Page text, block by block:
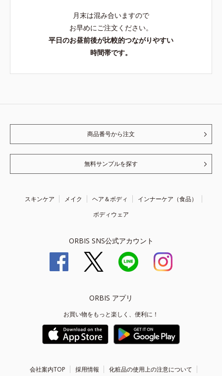
月末は混み合いますので
お早めにご注文ください。
平日のお昼前後が比較的つながりやすい
時間帯です。
商品番号から注文
無料サンプルを探す
スキンケア メイク ヘア＆ボディ
インナーケア（食品）
ボディウェア
ORBIS SNS公式アカウント
ORBIS アプリ
お買い物をもっと楽しく、便利に！
会社案内TOP 採用情報 化粧品の使用上の注意について